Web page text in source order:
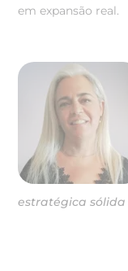
em expansão real.
estratégica